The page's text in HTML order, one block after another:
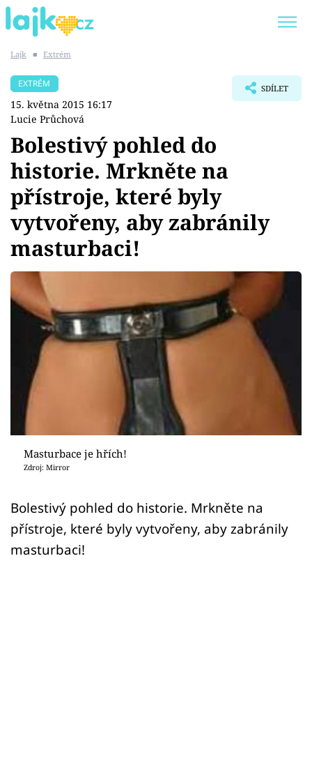
SHOPAHOLICADEL
Témata
Showbyznys
Youtubeři
Virály
Sex a vztahy
Videa
Sledujte prima+
Lajk ■ Extrém
EXTRÉM
15. května 2015 16:17
Lucie Průchová
SDÍLET
Bolestivý pohled do
historie. Mrkněte na
přístroje, které byly
vytvořeny, aby zabránily
masturbaci!
Masturbace je hřích!
Zdroj: Mirror
Bolestivý pohled do historie. Mrkněte na
přístroje, které byly vytvořeny, aby zabránily
masturbaci!